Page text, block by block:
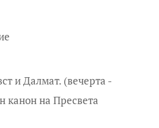
и Далмат. (вечерта -
канон на Пресвета